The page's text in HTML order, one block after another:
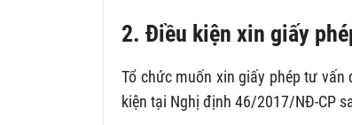
2. Điều kiện xin giấy
Tổ chức muốn xin giấy phép tư
kiện tại Nghị định 46/2017/NĐ-CP